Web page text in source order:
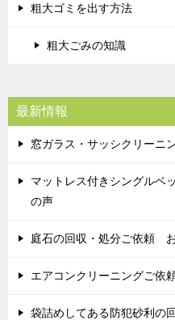
粗大ゴミを出す方法
粗大ごみの知識
最新情報
窓ガラス・サッシクリー
マットレス付きシングル
の声
庭石の回収・処分ご依頼
エアコンクリーニングご
袋詰めしてある防犯砂利